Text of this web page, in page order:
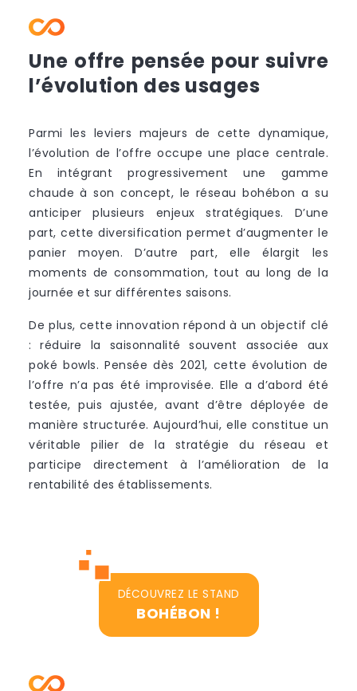
Une offre pensée pour suivre
l’évolution des usages
Parmi les leviers majeurs de cette dynamique,
l’évolution de l’offre occupe une place centrale.
En intégrant progressivement une gamme
chaude à son concept, le réseau bohébon a su
anticiper plusieurs enjeux stratégiques. D’une
part, cette diversification permet d’augmenter le
panier moyen. D’autre part, elle élargit les
moments de consommation, tout au long de la
journée et sur différentes saisons.
De plus, cette innovation répond à un objectif clé
: réduire la saisonnalité souvent associée aux
poké bowls. Pensée dès 2021, cette évolution de
l’offre n’a pas été improvisée. Elle a d’abord été
testée, puis ajustée, avant d’être déployée de
manière structurée. Aujourd’hui, elle constitue un
véritable pilier de la stratégie du réseau et
participe directement à l’amélioration de la
rentabilité des établissements.
DÉCOUVREZ LE STAND
BOHÉBON !